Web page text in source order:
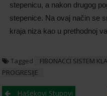
stepenicu, a nakon drugog
stepenice. Na ovaj način se
kraja niza kao u prethodnoj
Tagged FIBONACCI SISTEM
PROGRESIJE
Hašekovi Stupovi